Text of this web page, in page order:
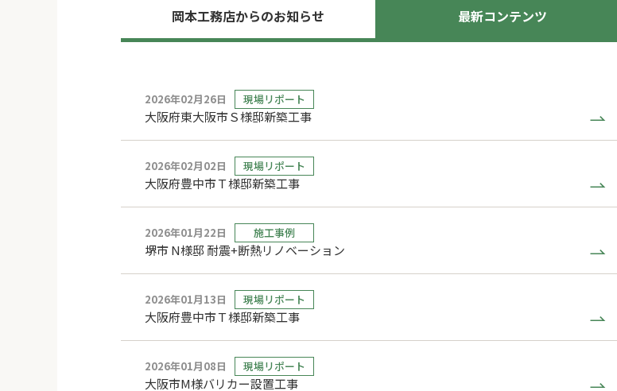
岡本⼯務店からのお知らせ 最新コンテンツ
2026年02月26日 現場リポート
大阪府東大阪市Ｓ様邸新築工事
2026年02月02日 現場リポート
大阪府豊中市Ｔ様邸新築工事
2026年01月22日 施工事例
堺市 N様邸 耐震+断熱リノベーション
2026年01月13日 現場リポート
大阪府豊中市Ｔ様邸新築工事
2026年01月08日 現場リポート
大阪市M様バリカー設置工事